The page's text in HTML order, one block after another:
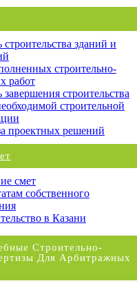
зданий и
строительно-
работ
строительства
строительной
проектных решений
смет
собственного
в Казани
Строительно-
Для Арбитражных